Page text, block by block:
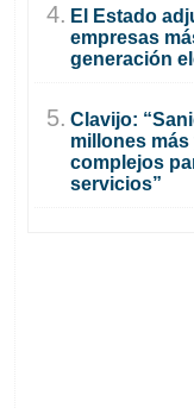
4. El Estado
empresas
generación
5. Clavijo:
millones
complejos
servicios”